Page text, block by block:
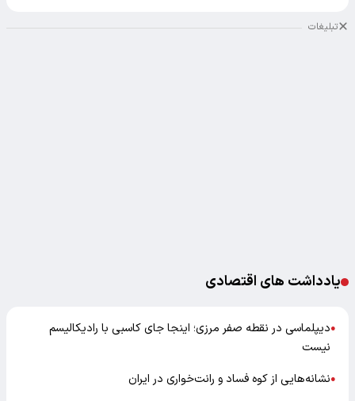
تبلیغات
یادداشت های اقتصادی
●دیپلماسی در نقطه صفر مرزی؛ اینجا جای کاسبی با رادیکالیسم
نیست
●نشانه‌هایی از کوه فساد و رانت‌خواری در ایران